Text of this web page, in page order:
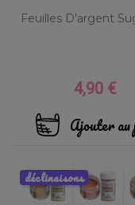
Feuilles D'argent
Prix
4,90 €
Ajouter au
déclinaisons